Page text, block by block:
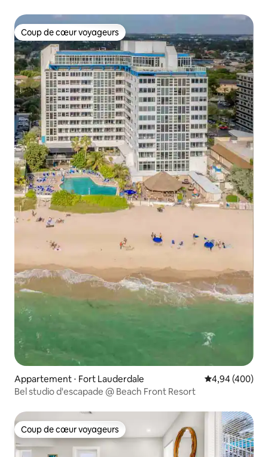
Coup de cœur voyageurs
Coup de cœur voyageurs
Appartement ⋅ Fort Lauderdale Évaluation
4,94 (400)
Bel studio d'escapade @ Beach Front Resort
Coup de cœur voyageurs
Coup de cœur voyageurs